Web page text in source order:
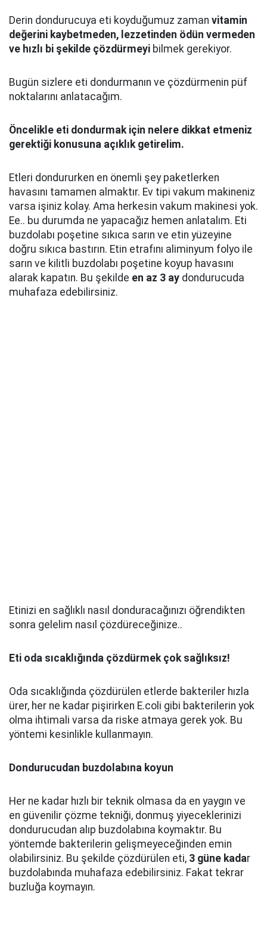
Derin dondurucuya eti koyduğumuz zaman vitamin
değerini kaybetmeden, lezzetinden ödün vermeden
ve hızlı bi şekilde çözdürmeyi bilmek gerekiyor.
Bugün sizlere eti dondurmanın ve çözdürmenin püf
noktalarını anlatacağım.
Öncelikle eti dondurmak için nelere dikkat etmeniz
gerektiği konusuna açıklık getirelim.
Etleri dondururken en önemli şey paketlerken
havasını tamamen almaktır. Ev tipi vakum makineniz
varsa işiniz kolay. Ama herkesin vakum makinesi yok.
Ee.. bu durumda ne yapacağız hemen anlatalım. Eti
buzdolabı poşetine sıkıca sarın ve etin yüzeyine
doğru sıkıca bastırın. Etin etrafını aliminyum folyo ile
sarın ve kilitli buzdolabı poşetine koyup havasını
alarak kapatın. Bu şekilde en az 3 ay dondurucuda
muhafaza edebilirsiniz.
Etinizi en sağlıklı nasıl donduracağınızı öğrendikten
sonra gelelim nasıl çözdüreceğinize..
Eti oda sıcaklığında çözdürmek çok sağlıksız!
Oda sıcaklığında çözdürülen etlerde bakteriler hızla
ürer, her ne kadar pişirirken E.coli gibi bakterilerin yok
olma ihtimali varsa da riske atmaya gerek yok. Bu
yöntemi kesinlikle kullanmayın.
Dondurucudan buzdolabına koyun
Her ne kadar hızlı bir teknik olmasa da en yaygın ve
en güvenilir çözme tekniği, donmuş yiyeceklerinizi
dondurucudan alıp buzdolabına koymaktır. Bu
yöntemde bakterilerin gelişmeyeceğinden emin
olabilirsiniz. Bu şekilde çözdürülen eti, 3 güne kadar
buzdolabında muhafaza edebilirsiniz. Fakat tekrar
buzluğa koymayın.